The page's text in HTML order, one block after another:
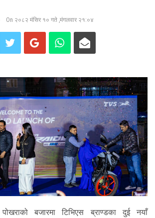
On २०८२ मंसिर १० गते ,मंगलवार २१:०४
पोखराको बजारमा टिभिएस ब्राण्डका दुई नयाँ